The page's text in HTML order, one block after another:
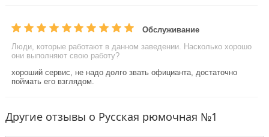
Обслуживание
Люди, которые работают в данном заведении. Насколько хорошо
они выполняют свою работу?
хороший сервис, не надо долго звать официанта, достаточно
поймать его взглядом.
Другие отзывы о Русская рюмочная №1